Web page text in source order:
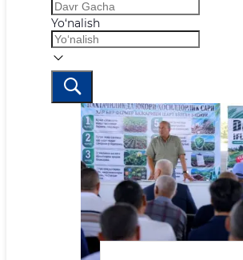
Yo‘nalish